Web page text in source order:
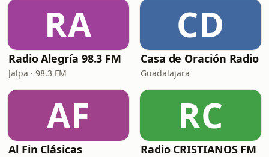
RA
Radio Alegría 98.3 FM
Jalpa · 98.3 FM
CD
Casa de Oración Radio
Guadalajara
AF
Al Fin Clásicas
RC
Radio CRISTIANOS FM